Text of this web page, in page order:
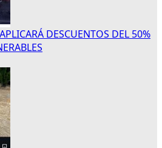
DESCUENTOS DEL 50%